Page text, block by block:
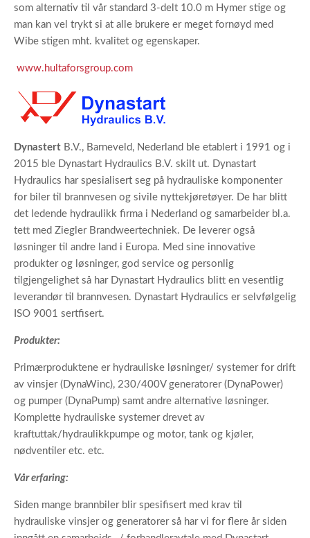
som alternativ til vår standard 3-delt 10.0 m Hymer stige og
man kan vel trykt si at alle brukere er meget fornøyd med
Wibe stigen mht. kvalitet og egenskaper.
www.hultaforsgroup.com
Dynastert B.V., Barneveld, Nederland ble etablert i 1991 og i
2015 ble Dynastart Hydraulics B.V. skilt ut. Dynastart
Hydraulics har spesialisert seg på hydrauliske komponenter
for biler til brannvesen og sivile nyttekjøretøyer. De har blitt
det ledende hydraulikk firma i Nederland og samarbeider bl.a.
tett med Ziegler Brandweertechniek. De leverer også
løsninger til andre land i Europa. Med sine innovative
produkter og løsninger, god service og personlig
tilgjengelighet så har Dynastart Hydraulics blitt en vesentlig
leverandør til brannvesen. Dynastart Hydraulics er selvfølgelig
ISO 9001 sertfisert.
Produkter:
Primærproduktene er hydrauliske løsninger/ systemer for drift
av vinsjer (DynaWinc), 230/400V generatorer (DynaPower)
og pumper (DynaPump) samt andre alternative løsninger.
Komplette hydrauliske systemer drevet av
kraftuttak/hydraulikkpumpe og motor, tank og kjøler,
nødventiler etc. etc.
Vår erfaring:
Siden mange brannbiler blir spesifisert med krav til
hydrauliske vinsjer og generatorer så har vi for flere år siden